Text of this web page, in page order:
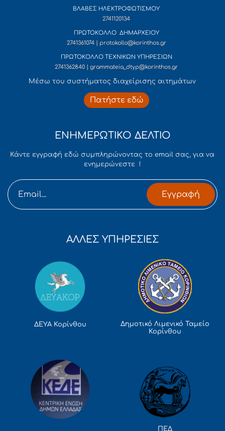
ΒΛΑΒΕΣ ΗΛΕΚΤΡΟΦΩΤΙΣΜΟΥ
2741120134
ΠΡΩΤΟΚΟΛΛΟ ΔΗΜΑΡΧΕΙΟΥ
2741361074 | protokollo@korinthos.gr
ΠΡΩΤΟΚΟΛΛΟ ΤΕΧΝΙΚΩΝ ΥΠΗΡΕΣΙΩΝ
2741362840 | grammateia_dtyp@korinthos.gr
Mέσω του συστήματος διαχείρισης αιτημάτων
Πατήστε εδώ
ΕΝΗΜΕΡΩΤΙΚΟ ΔΕΛΤΙΟ
Κάντε εγγραφή εδώ συμπληρώνοντας το email σας, για να
ενημερώνεστε !
Εγγραφή
ΑΛΛΕΣ ΥΠΗΡΕΣΙΕΣ
ΔΕΥΑ Κορίνθου
Δημοτικό Λιμενικό Ταμείο
Κορίνθου
ΠΕΔ